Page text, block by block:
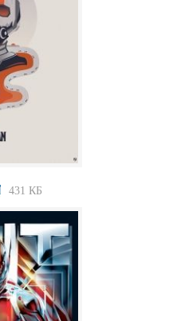
431 КБ